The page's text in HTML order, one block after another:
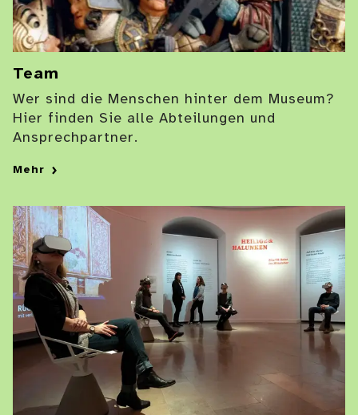
Team
Wer sind die Menschen hinter dem Museum?
Hier finden Sie alle Abteilungen und
Ansprechpartner.
Mehr